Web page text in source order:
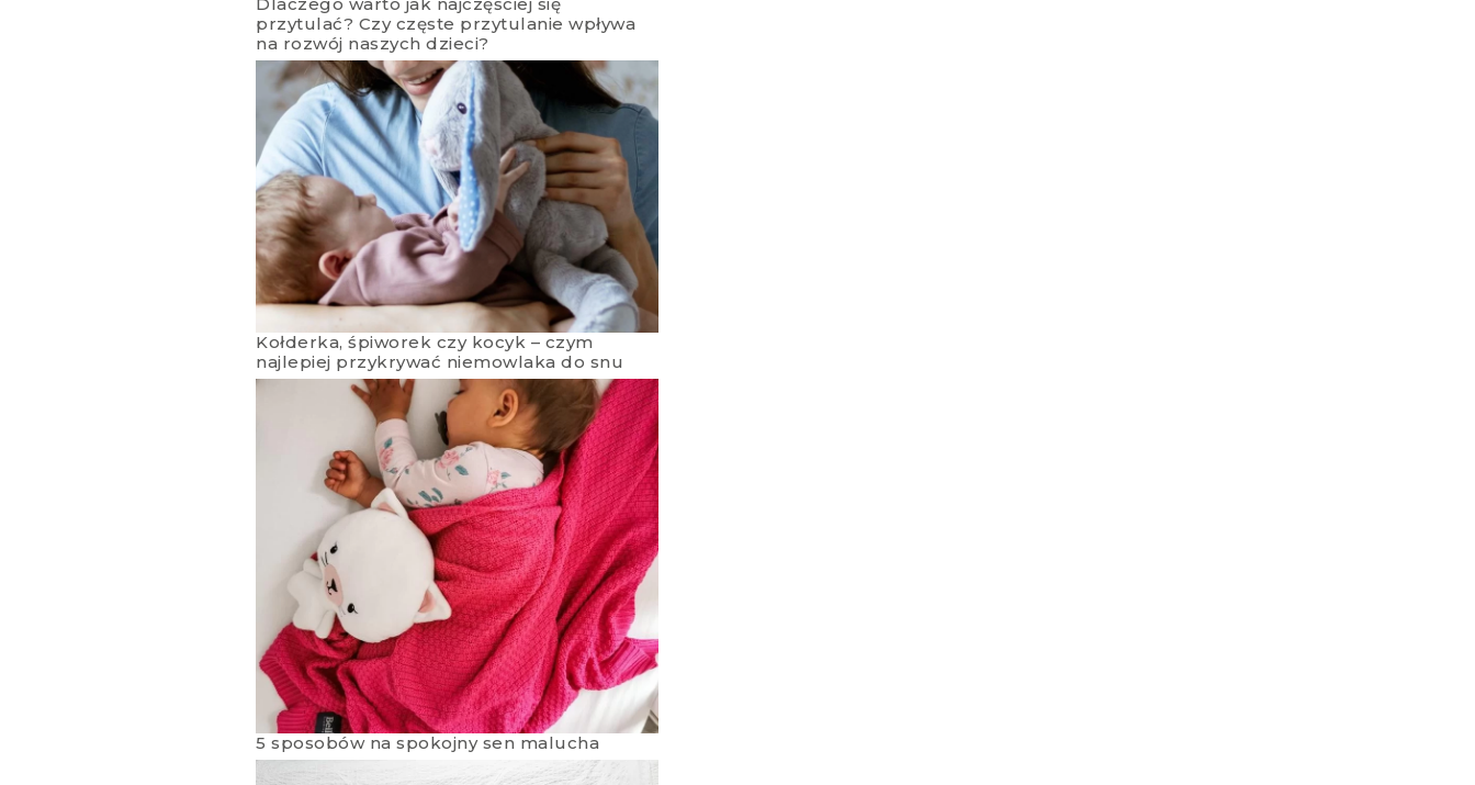
Dlaczego warto jak najczęściej się
przytulać? Czy częste przytulanie wpływa
na rozwój naszych dzieci?
Kołderka, śpiworek czy kocyk – czym
najlepiej przykrywać niemowlaka do snu
5 sposobów na spokojny sen malucha